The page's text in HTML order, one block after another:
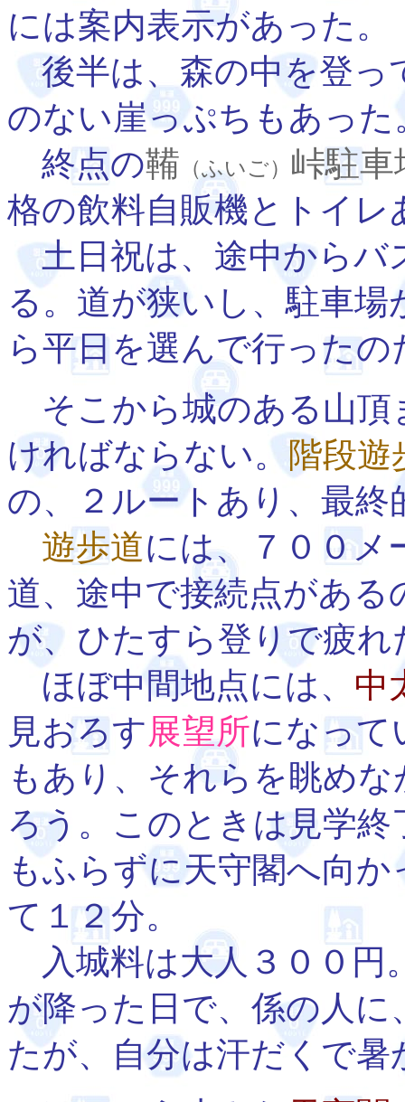
には案内表示があった。
後半は、森の中を登っ
のない崖っぷちもあった
終点の鞴 （ふいご） 峠駐車
格の飲料自販機とトイレ
土日祝は、途中からバ
る。道が狭いし、駐車
ら平日を選んで行ったの
そこから城のある山頂
ければならない。 階段遊
の、２ルートあり、最終
遊歩道には、７００メ
道、途中で接続点がある
が、ひたすら登りで疲れ
ほぼ中間地点には、 中
見おろす展望所になって
もあり、それらを眺め
ろう。このときは見学
もふらずに天守閣へ向
て１２分。
入城料は大人３００円
が降った日で、係の人
たが、自分は汗だくで暑